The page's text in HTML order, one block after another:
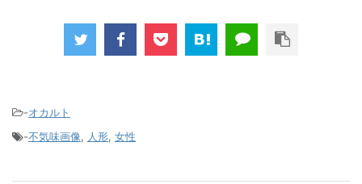
-オカルト
-不気味画像, 人形, 女性